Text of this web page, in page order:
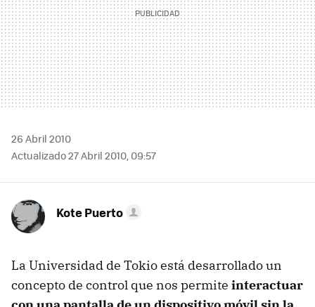
26 Abril 2010
Actualizado 27 Abril 2010, 09:57
Kote Puerto
La Universidad de Tokio está desarrollado un
concepto de control que nos permite interactuar